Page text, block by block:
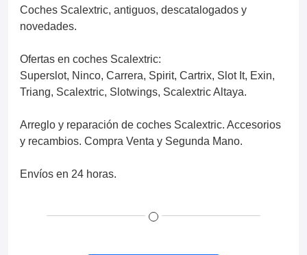
Coches Scalextric, antiguos, descatalogados y
novedades.
Ofertas en coches Scalextric:
Superslot, Ninco, Carrera, Spirit, Cartrix, Slot It, Exin,
Triang, Scalextric, Slotwings, Scalextric Altaya.
Arreglo y reparación de coches Scalextric. Accesorios
y recambios. Compra Venta y Segunda Mano.
Envíos en 24 horas.